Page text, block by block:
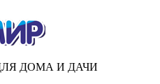
ДОМА И ДАЧИ